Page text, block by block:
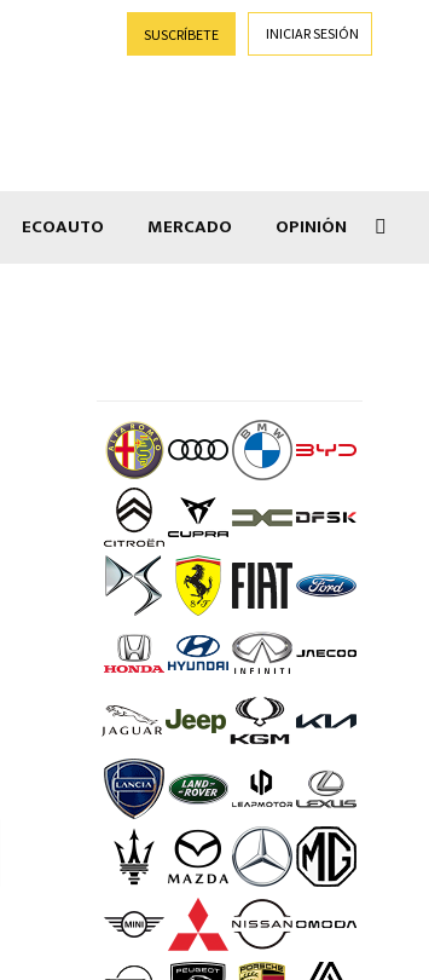
SUSCRÍBETE INICIAR SESIÓN
ECOAUTO MERCADO OPINIÓN